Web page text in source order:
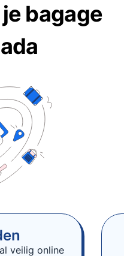
bagage
veilig online